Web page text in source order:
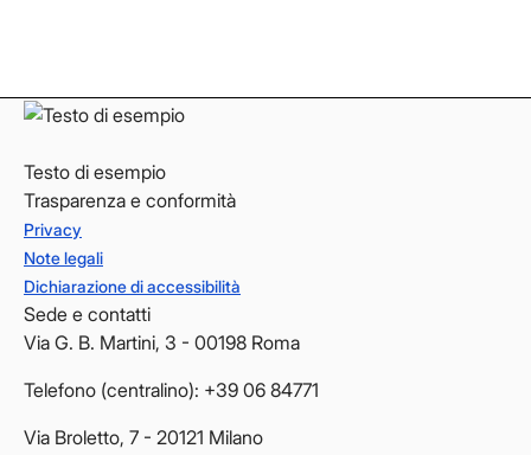
Testo di esempio
Trasparenza e conformità
Privacy
Note legali
Dichiarazione di accessibilità
Sede e contatti
Via G. B. Martini, 3 - 00198 Roma
Telefono (centralino): +39 06 84771
Via Broletto, 7 - 20121 Milano